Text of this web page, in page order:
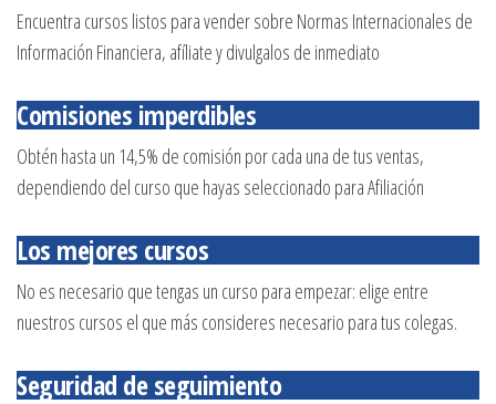
Encuentra cursos listos para vender sobre Normas Internacionales de
Información Financiera, afíliate y divulgalos de inmediato
Comisiones imperdibles
Obtén hasta un 14,5% de comisión por cada una de tus ventas,
dependiendo del curso que hayas seleccionado para Afiliación
Los mejores cursos
No es necesario que tengas un curso para empezar: elige entre
nuestros cursos el que más consideres necesario para tus colegas.
Seguridad de seguimiento